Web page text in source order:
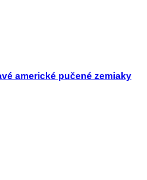
americké pučené zemiaky